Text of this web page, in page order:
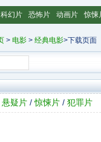
科幻片 恐怖片 动画片 惊悚
> 电影 > 经典电影>下载页面
悬疑片 /惊悚片 / 犯罪片